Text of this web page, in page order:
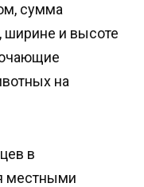
сумма
ширине и высоте
на
в
местными